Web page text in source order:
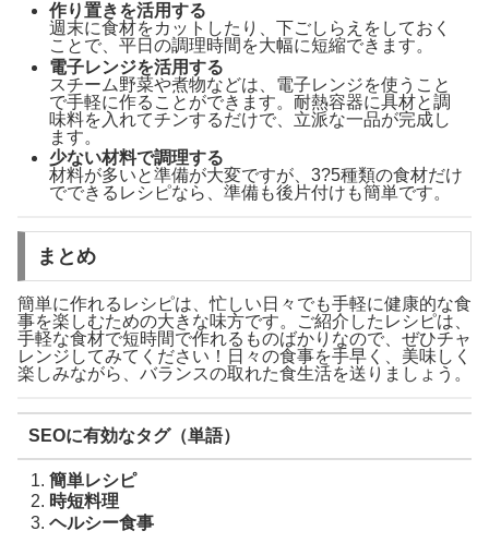
作り置きを活用する
週末に食材をカットしたり、下ごしらえをしておく
ことで、平日の調理時間を大幅に短縮できます。
電子レンジを活用する
スチーム野菜や煮物などは、電子レンジを使うこと
で手軽に作ることができます。耐熱容器に具材と調
味料を入れてチンするだけで、立派な一品が完成し
ます。
少ない材料で調理する
材料が多いと準備が大変ですが、3?5種類の食材だけ
でできるレシピなら、準備も後片付けも簡単です。
まとめ
簡単に作れるレシピは、忙しい日々でも手軽に健康的な食
事を楽しむための大きな味方です。ご紹介したレシピは、
手軽な食材で短時間で作れるものばかりなので、ぜひチャ
レンジしてみてください！日々の食事を手早く、美味しく
楽しみながら、バランスの取れた食生活を送りましょう。
SEOに有効なタグ（単語）
簡単レシピ
時短料理
ヘルシー食事